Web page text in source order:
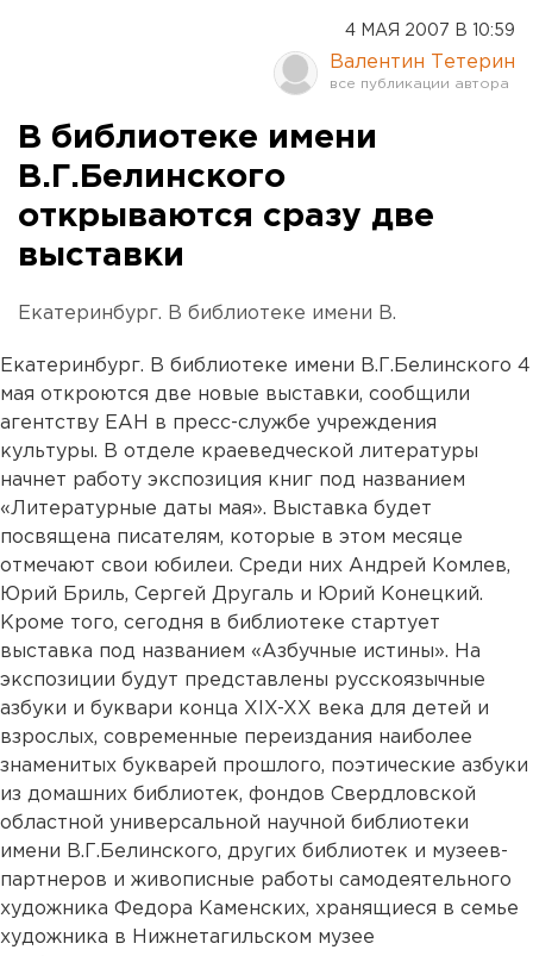
4 МАЯ 2007 В 10:59
Валентин Тетерин
В библиотеке имени
В.Г.Белинского
открываются сразу две
выставки
Екатеринбург. В библиотеке имени В.
Екатеринбург. В библиотеке имени В.Г.Белинского 4
мая откроются две новые выставки, сообщили
агентству ЕАН в пресс-службе учреждения
культуры. В отделе краеведческой литературы
начнет работу экспозиция книг под названием
«Литературные даты мая». Выставка будет
посвящена писателям, которые в этом месяце
отмечают свои юбилеи. Среди них Андрей Комлев,
Юрий Бриль, Сергей Другаль и Юрий Конецкий.
Кроме того, сегодня в библиотеке стартует
выставка под названием «Азбучные истины». На
экспозиции будут представлены русскоязычные
азбуки и буквари конца XIX-XX века для детей и
взрослых, современные переиздания наиболее
знаменитых букварей прошлого, поэтические азбуки
из домашних библиотек, фондов Свердловской
областной универсальной научной библиотеки
имени В.Г.Белинского, других библиотек и музеев-
партнеров и живописные работы самодеятельного
художника Федора Каменских, хранящиеся в семье
художника в Нижнетагильском музее